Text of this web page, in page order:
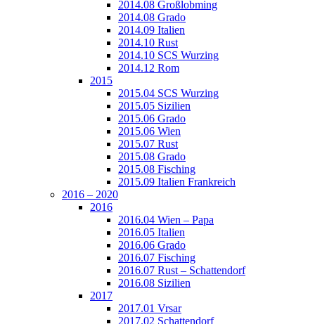
2014.08 Großlobming
2014.08 Grado
2014.09 Italien
2014.10 Rust
2014.10 SCS Wurzing
2014.12 Rom
2015
2015.04 SCS Wurzing
2015.05 Sizilien
2015.06 Grado
2015.06 Wien
2015.07 Rust
2015.08 Grado
2015.08 Fisching
2015.09 Italien Frankreich
2016 – 2020
2016
2016.04 Wien – Papa
2016.05 Italien
2016.06 Grado
2016.07 Fisching
2016.07 Rust – Schattendorf
2016.08 Sizilien
2017
2017.01 Vrsar
2017.02 Schattendorf